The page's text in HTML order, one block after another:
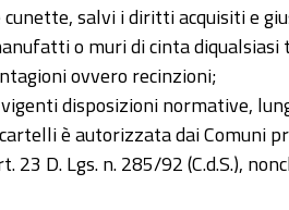
salvi i diritti acquisiti e
o muri di cinta diqualsiasi
ovvero recinzioni;
disposizioni normative,
è autorizzata dai Comuni
D. Lgs. n. 285/92 (C.d.S.),